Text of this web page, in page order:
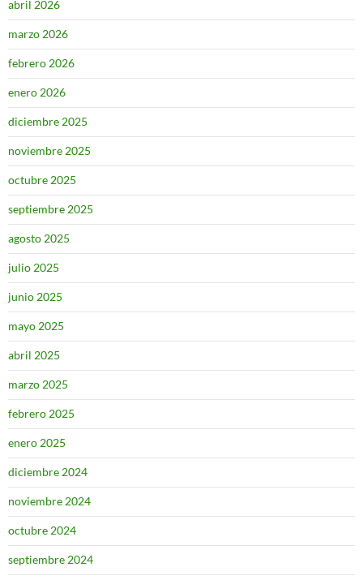
abril 2026
marzo 2026
febrero 2026
enero 2026
diciembre 2025
noviembre 2025
octubre 2025
septiembre 2025
agosto 2025
julio 2025
junio 2025
mayo 2025
abril 2025
marzo 2025
febrero 2025
enero 2025
diciembre 2024
noviembre 2024
octubre 2024
septiembre 2024